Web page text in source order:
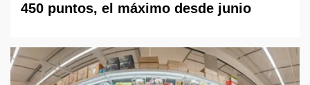
450 puntos, el máximo desde junio